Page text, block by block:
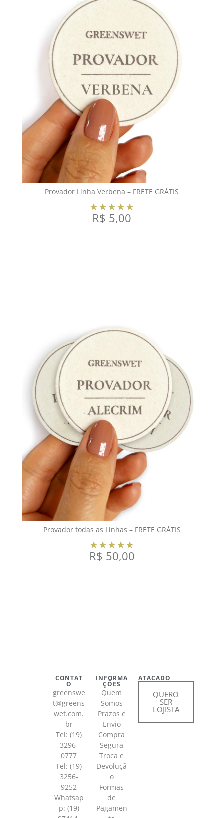
Provador Linha Verbena – FRETE GRÁTIS
R$ 5,00
Provador todas as Linhas – FRETE GRÁTIS
R$ 50,00
CONTAT
O
greenswe
t@greens
wet.com.
br
Tel: (19)
3296-
0777
Tel: (19)
3256-
9252
Whatsap
p: (19)
INFORMA
ÇÕES
Quem
Somos
Prazos e
Envio
Compra
Segura
Troca e
Devoluçã
o
Formas
de
Pagamen
ATACADO
QUERO
SER
LOJISTA